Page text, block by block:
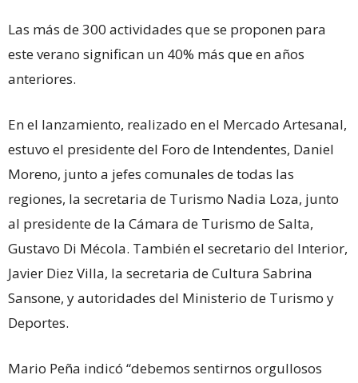
Las más de 300 actividades que se proponen para
este verano significan un 40% más que en años
anteriores.
En el lanzamiento, realizado en el Mercado Artesanal,
estuvo el presidente del Foro de Intendentes, Daniel
Moreno, junto a jefes comunales de todas las
regiones, la secretaria de Turismo Nadia Loza, junto
al presidente de la Cámara de Turismo de Salta,
Gustavo Di Mécola. También el secretario del Interior,
Javier Diez Villa, la secretaria de Cultura Sabrina
Sansone, y autoridades del Ministerio de Turismo y
Deportes.
Mario Peña indicó “debemos sentirnos orgullosos